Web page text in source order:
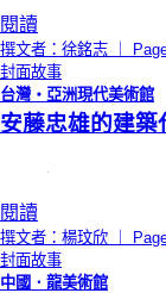
閱讀
撰文者：徐銘志 ｜
封面故事
台灣‧亞洲現代美術館
安藤忠雄的建
閱讀
撰文者：楊玟欣 ｜
封面故事
中國．龍美術館